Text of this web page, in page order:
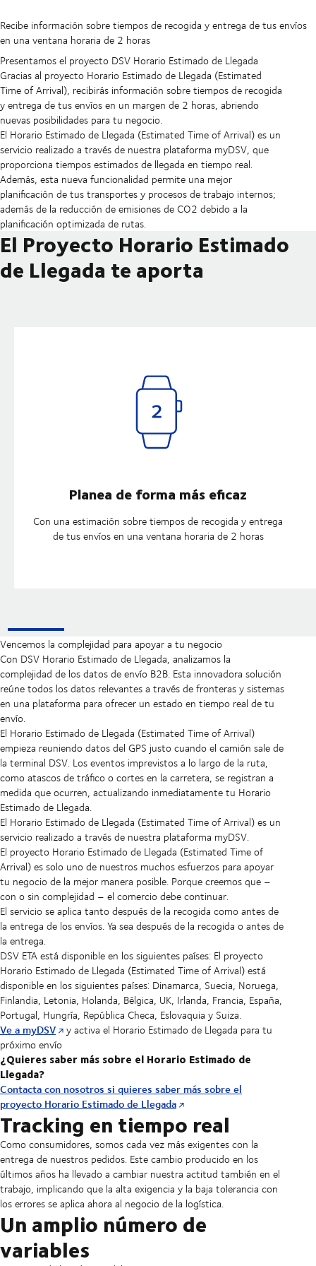
Recibe información sobre tiempos de recogida y entrega de tus envíos
en una ventana horaria de 2 horas
Presentamos el proyecto DSV Horario Estimado de Llegada
Gracias al proyecto Horario Estimado de Llegada (Estimated
Time of Arrival), recibirás información sobre tiempos de recogida
y entrega de tus envíos en un margen de 2 horas, abriendo
nuevas posibilidades para tu negocio.
El Horario Estimado de Llegada (Estimated Time of Arrival) es un
servicio realizado a través de nuestra plataforma myDSV, que
proporciona tiempos estimados de llegada en tiempo real.
Además, esta nueva funcionalidad permite una mejor
planificación de tus transportes y procesos de trabajo internos;
además de la reducción de emisiones de CO2 debido a la
planificación optimizada de rutas.
El Proyecto Horario Estimado
de Llegada te aporta
Planea de forma más eficaz
Con una estimación sobre tiempos de recogida y entrega
de tus envíos en una ventana horaria de 2 horas
Vencemos la complejidad para apoyar a tu negocio
Con DSV Horario Estimado de Llegada, analizamos la
complejidad de los datos de envío B2B. Esta innovadora solución
reúne todos los datos relevantes a través de fronteras y sistemas
en una plataforma para ofrecer un estado en tiempo real de tu
envío.
El Horario Estimado de Llegada (Estimated Time of Arrival)
empieza reuniendo datos del GPS justo cuando el camión sale de
la terminal DSV. Los eventos imprevistos a lo largo de la ruta,
como atascos de tráfico o cortes en la carretera, se registran a
medida que ocurren, actualizando inmediatamente tu Horario
Estimado de Llegada.
El Horario Estimado de Llegada (Estimated Time of Arrival) es un
servicio realizado a través de nuestra plataforma myDSV.
El proyecto Horario Estimado de Llegada (Estimated Time of
Arrival) es solo uno de nuestros muchos esfuerzos para apoyar
tu negocio de la mejor manera posible. Porque creemos que –
con o sin complejidad – el comercio debe continuar.
El servicio se aplica tanto después de la recogida como antes de
la entrega de los envíos. Ya sea después de la recogida o antes de
la entrega.
DSV ETA está disponible en los siguientes países: El proyecto
Horario Estimado de Llegada (Estimated Time of Arrival) está
disponible en los siguientes países: Dinamarca, Suecia, Noruega,
Finlandia, Letonia, Holanda, Bélgica, UK, Irlanda, Francia, España,
Portugal, Hungría, República Checa, Eslovaquia y Suiza.
Ve a myDSV
y activa el Horario Estimado de Llegada para tu
próximo envío
¿Quieres saber más sobre el Horario Estimado de
Llegada?
Contacta con nosotros si quieres saber más sobre el
proyecto Horario Estimado de Llegada
Tracking en tiempo real
Como consumidores, somos cada vez más exigentes con la
entrega de nuestros pedidos. Este cambio producido en los
últimos años ha llevado a cambiar nuestra actitud también en el
trabajo, implicando que la alta exigencia y la baja tolerancia con
los errores se aplica ahora al negocio de la logística.
Un amplio número de
variables